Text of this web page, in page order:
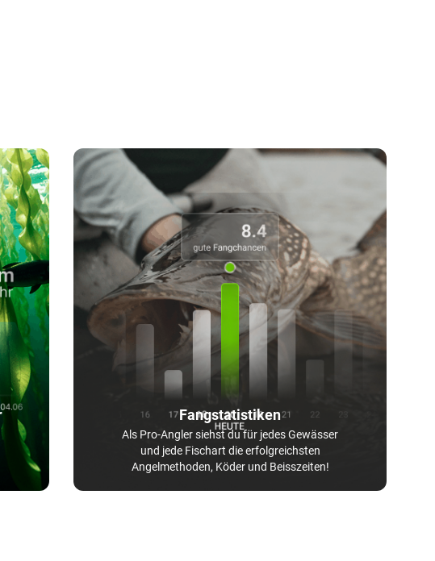
Fangstatistiken
Als Pro-Angler siehst du für jedes Gewässer
und jede Fischart die erfolgreichsten
Angelmethoden, Köder und Beisszeiten!